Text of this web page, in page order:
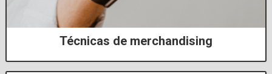
Técnicas de merchandising